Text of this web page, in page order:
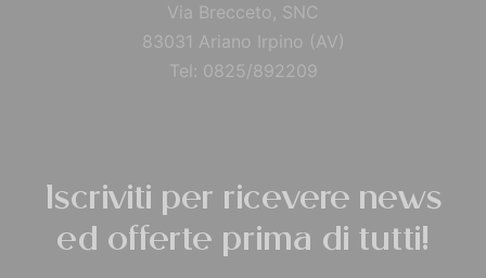
Via Brecceto, SNC
83031 Ariano Irpino (AV)
Tel: 0825/892209
Iscriviti per ricevere news
ed offerte prima di tutti!